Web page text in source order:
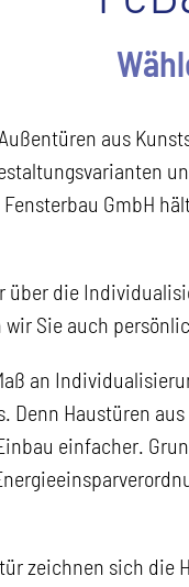
aus
Fensterbau GmbH
über die
wir Sie auch
an
Denn Haustüren
einfacher.
zeichnen sich